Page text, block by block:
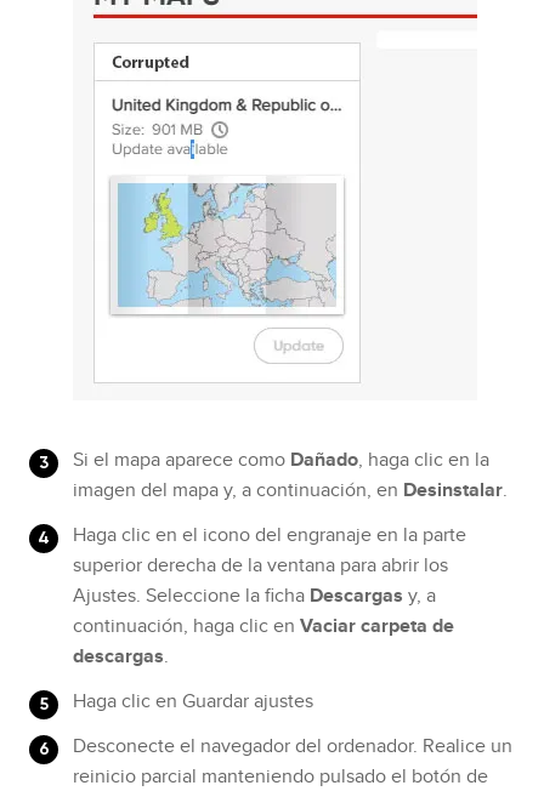
Si el mapa aparece como Dañado, haga clic en la
imagen del mapa y, a continuación, en Desinstalar.
Haga clic en el icono del engranaje en la parte
superior derecha de la ventana para abrir los
Ajustes. Seleccione la ficha Descargas y, a
continuación, haga clic en Vaciar carpeta de
descargas.
Haga clic en Guardar ajustes
Desconecte el navegador del ordenador. Realice un
reinicio parcial manteniendo pulsado el botón de